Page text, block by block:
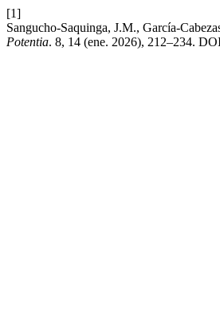
[1]
Sangucho-Saquinga, J.M., García-
Potentia. 8, 14 (ene. 2026), 212–234.